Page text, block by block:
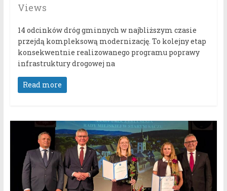
Views
14 odcinków dróg gminnych w najbliższym czasie
przejdą kompleksową modernizację. To kolejny etap
konsekwentnie realizowanego programu poprawy
infrastruktury drogowej na
Read more